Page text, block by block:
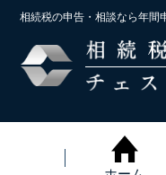
相続税の申告・相談なら年間